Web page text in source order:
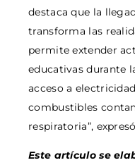
destaca que la
transforma las
permite extender
educativas durante
acceso a
combustibles
respiratoria”,
Este artículo se